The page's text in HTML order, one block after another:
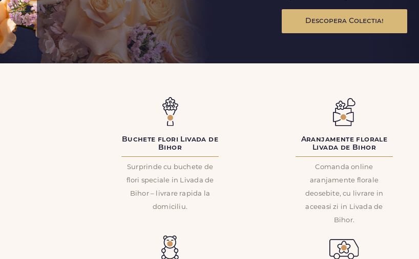
Descopera Colectia!
Buchete flori Livada de
Bihor
Surprinde cu buchete de
flori speciale in Livada de
Bihor – livrare rapida la
domiciliu.
Aranjamente florale
Livada de Bihor
Comanda online
aranjamente florale
deosebite, cu livrare in
aceeasi zi in Livada de
Bihor.